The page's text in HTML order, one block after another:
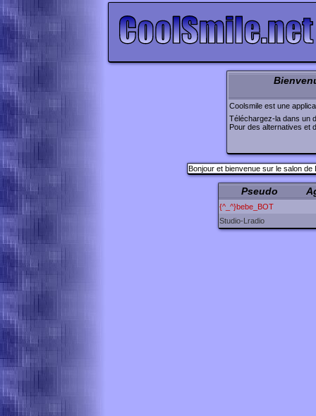
Coolsmile est une
Téléchargez-la dans un
Pour des alternatives et
Bonjour et bienvenue sur le salon
Pseudo
{^_^}bebe_BOT
Studio-Lradio